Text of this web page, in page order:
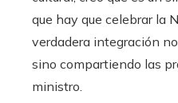
que hay que celebrar la
verdadera integración
sino compartiendo las
ministro.